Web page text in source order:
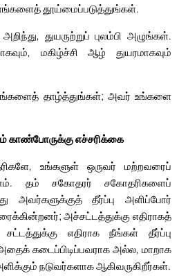
தூய்மைப்படுத்துங்கள்.
துயருற்றுப் புலம்பி அழுங்கள்.
மகிழ்ச்சி ஆழ் துயரமாகவும்
தாழ்த்துங்கள்; அவர் உங்களை
காண்போருக்கு எச்சரிக்கை
உங்களுள் ஒருவர் மற்றவரைப்
தம் சகோதரர் சகோதரிகளைப்
அவர்களுக்குத் தீர்ப்பு அளிப்போர்
அச்சட்டத்துக்கு எதிராகத்
எதிராக நீங்கள் தீர்ப்பு
கடைப்பிடிப்பவராக அல்ல, மாறாக
நடுவர்களாக ஆகிவருகிறீர்கள்.